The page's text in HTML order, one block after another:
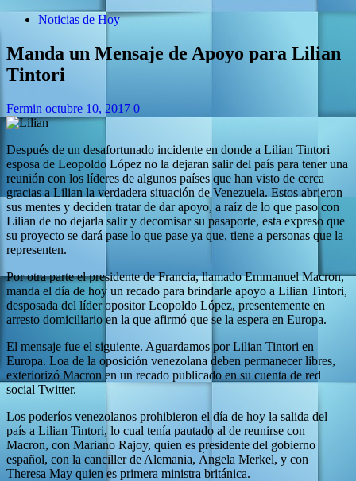
Noticias de Hoy
Manda un Mensaje de Apoyo para Lilian
Tintori
Fermin octubre 10, 2017 0
Después de un desafortunado incidente en donde a Lilian Tintori
esposa de Leopoldo López no la dejaran salir del país para tener una
reunión con los líderes de algunos países que han visto de cerca
gracias a Lilian la verdadera situación de Venezuela. Estos abrieron
sus mentes y deciden tratar de dar apoyo, a raíz de lo que paso con
Lilian de no dejarla salir y decomisar su pasaporte, esta expreso que
su proyecto se dará pase lo que pase ya que, tiene a personas que la
representen.
Por otra parte el presidente de Francia, llamado Emmanuel Macron,
manda el día de hoy un recado para brindarle apoyo a Lilian Tintori,
desposada del líder opositor Leopoldo López, presentemente en
arresto domiciliario en la que afirmó que se la espera en Europa.
El mensaje fue el siguiente. Aguardamos por Lilian Tintori en
Europa. Loa de la oposición venezolana deben permanecer libres,
exteriorizó Macron en un recado publicado en su cuenta de red
social Twitter.
Los poderíos venezolanos prohibieron el día de hoy la salida del
país a Lilian Tintori, lo cual tenía pautado al de reunirse con
Macron, con Mariano Rajoy, quien es presidente del gobierno
español, con la canciller de Alemania, Ángela Merkel, y con
Theresa May quien es primera ministra británica.